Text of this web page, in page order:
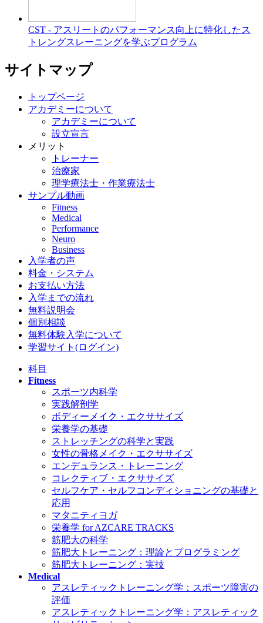
CST - アスリートのパフォーマンス向上に特化したス
トレングスレーニングを学ぶプログラム
サイトマップ
トップページ
アカデミーについて
アカデミーについて
設立宣言
メリット
トレーナー
治療家
理学療法士・作業療法士
サンプル動画
Fitness
Medical
Performance
Neuro
Business
入学者の声
料金・システム
お支払い方法
入学までの流れ
無料説明会
個別相談
無料体験入学について
学習サイト(ログイン)
科目
Fitness
スポーツ内科学
実践解剖学
ボディーメイク・エクササイズ
栄養学の基礎
ストレッチングの科学と実践
女性の骨格メイク・エクササイズ
エンデュランス・トレーニング
コレクティブ・エクササイズ
セルフケア・セルフコンディショニングの基礎と
応用
マタニティヨガ
栄養学 for AZCARE TRACKS
筋肥大の科学
筋肥大トレーニング：理論とプログラミング
筋肥大トレーニング：実技
Medical
アスレティックトレーニング学：スポーツ障害の
評価
アスレティックトレーニング学：アスレティック